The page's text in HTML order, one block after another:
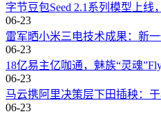
字节豆包Seed 2.1系列模型上
06-23
雷军晒小米三电技术成果：新
06-23
18亿易主亿咖通，魅族“灵魂
06-23
马云携阿里决策层下田插秧：
06-23